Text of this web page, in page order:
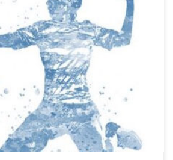
– Gyulasport Nkft 29-35 (11-19) A
csütörtöki játéknapján Técsi Karolina,
(kapusok) – Barta Zita 8 (5), Hemdi
Réka 6, Barbócz Maja 5, Avram Alexa 5
Jázmin 1, Ács Eszter Emma, Kovács […]